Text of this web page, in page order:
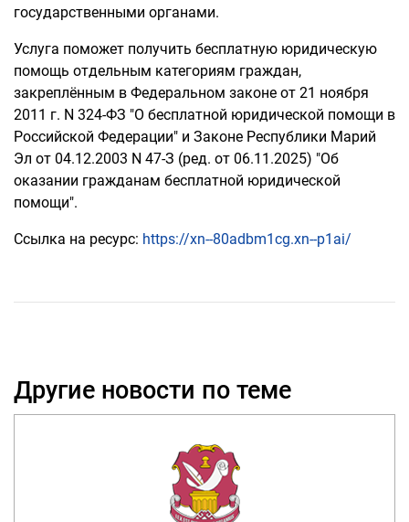
государственными органами.
Услуга поможет получить бесплатную юридическую
помощь отдельным категориям граждан,
закреплённым в Федеральном законе от 21 ноября
2011 г. N 324-ФЗ "О бесплатной юридической помощи в
Российской Федерации" и Законе Республики Марий
Эл от 04.12.2003 N 47-З (ред. от 06.11.2025) "Об
оказании гражданам бесплатной юридической
помощи".
Ссылка на ресурс: https://xn--80adbm1cg.xn--p1ai/
Другие новости по теме